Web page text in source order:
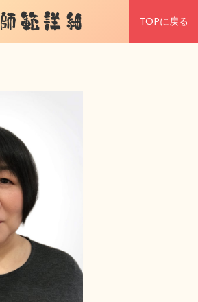
師範詳細 TOPに戻る